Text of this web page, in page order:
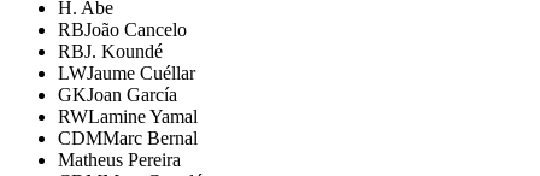
H. Abe
RBJoão Cancelo
RBJ. Koundé
LWJaume Cuéllar
GKJoan García
RWLamine Yamal
CDMMarc Bernal
Matheus Pereira